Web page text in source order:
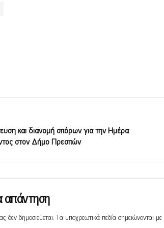
και διανομή σπόρων για την Ημέρα
στον Δήμο Πρεσπών
απάντηση
δεν δημοσιεύεται.Τα υποχρεωτικά πεδία σημειώνονται με